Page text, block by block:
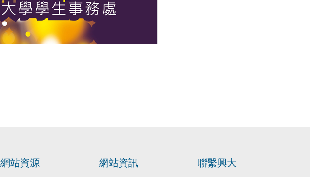
網站資源 網站資訊 聯繫興大